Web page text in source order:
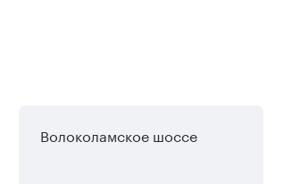
Волоколамское шоссе